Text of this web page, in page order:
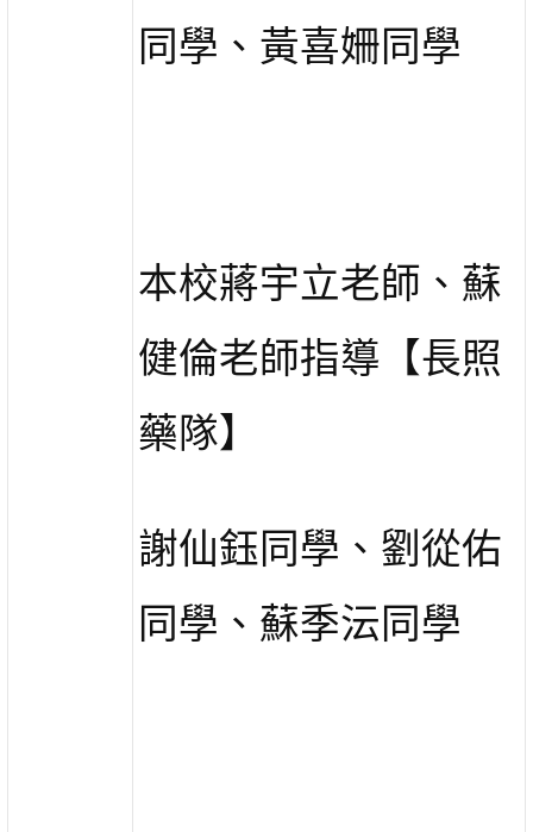
同學、黃喜姍同學
本校蔣宇立老師、蘇
健倫老師指導【長照
藥隊】
謝仙鈺同學、劉從佑
同學、蘇季沄同學